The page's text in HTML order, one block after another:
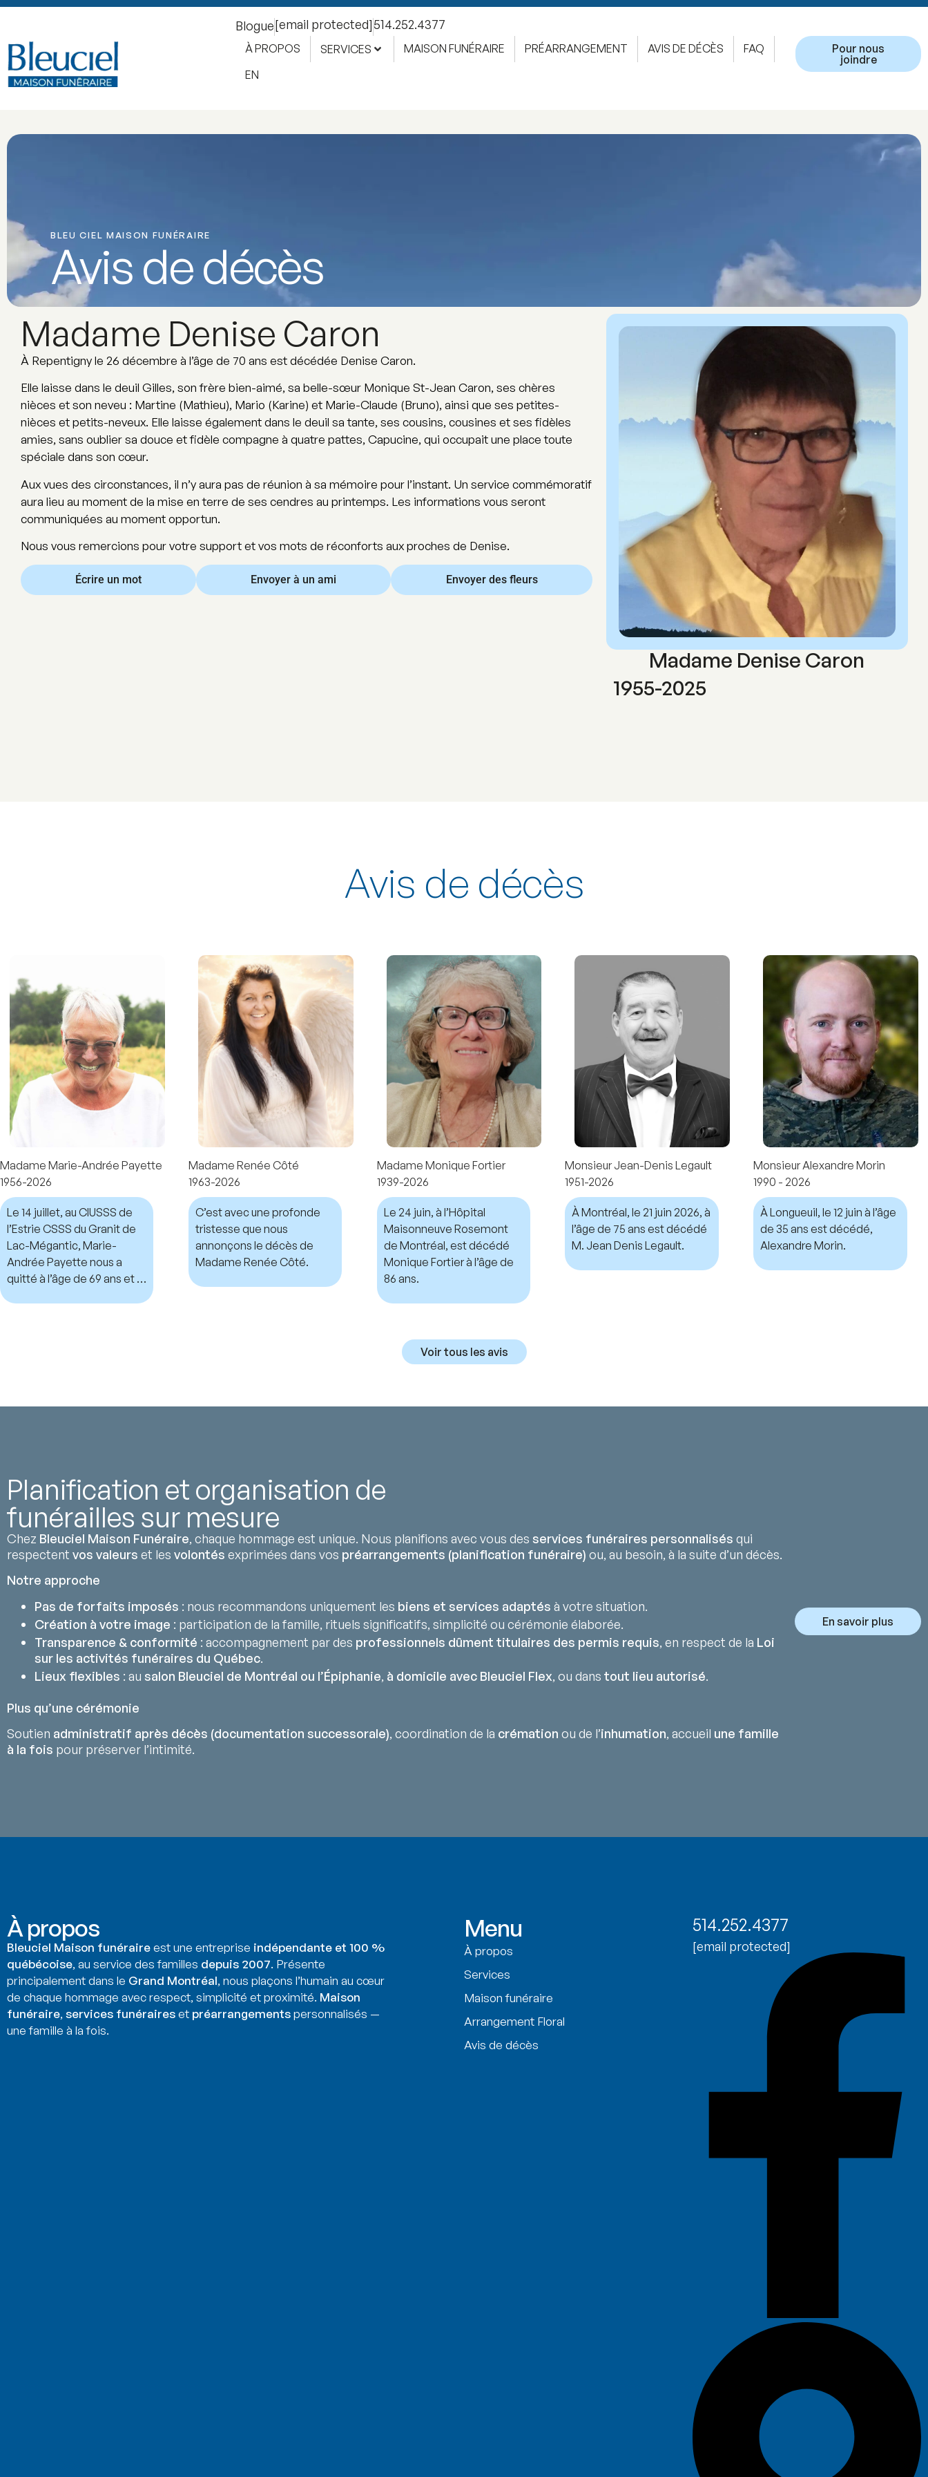
Blogue[email protected]514.252.4377
À PROPOS SERVICES MAISON FUNÉRAIRE PRÉARRANGEMENT AVIS DE DÉCÈS
FAQ
EN
Pour nous
joindre
BLEU CIEL MAISON FUNÉRAIRE
Avis de décès
Madame Denise Caron
À Repentigny le 26 décembre à l’âge de 70 ans est décédée Denise Caron.
Elle laisse dans le deuil Gilles, son frère bien-aimé, sa belle-sœur Monique St-Jean Caron, ses chères
nièces et son neveu : Martine (Mathieu), Mario (Karine) et Marie-Claude (Bruno), ainsi que ses petites-
nièces et petits-neveux. Elle laisse également dans le deuil sa tante, ses cousins, cousines et ses fidèles
amies, sans oublier sa douce et fidèle compagne à quatre pattes, Capucine, qui occupait une place toute
spéciale dans son cœur.
Aux vues des circonstances, il n’y aura pas de réunion à sa mémoire pour l’instant. Un service commémoratif
aura lieu au moment de la mise en terre de ses cendres au printemps. Les informations vous seront
communiquées au moment opportun.
Nous vous remercions pour votre support et vos mots de réconforts aux proches de Denise.
Écrire un mot Envoyer à un ami Envoyer des fleurs
Madame Denise Caron
1955-2025
Avis de décès
Madame Marie-Andrée Payette
1956-2026
Le 14 juillet, au CIUSSS de
l’Estrie CSSS du Granit de
Lac-Mégantic, Marie-
Andrée Payette nous a
quitté à l’âge de 69 ans et 7
Madame Renée Côté
1963-2026
C’est avec une profonde
tristesse que nous
annonçons le décès de
Madame Renée Côté.
Madame Monique Fortier
1939-2026
Le 24 juin, à l’Hôpital
Maisonneuve Rosemont
de Montréal, est décédé
Monique Fortier à l’âge de
86 ans.
Monsieur Jean-Denis Legault
1951-2026
À Montréal, le 21 juin 2026, à
l’âge de 75 ans est décédé
M. Jean Denis Legault.
Monsieur Alexandre Morin
1990 - 2026
À Longueuil, le 12 juin à l’âge
de 35 ans est décédé,
Alexandre Morin.
Voir tous les avis
Planification et organisation de
funérailles sur mesure
Chez Bleuciel Maison Funéraire, chaque hommage est unique. Nous planifions avec vous des services funéraires personnalisés qui
respectent vos valeurs et les volontés exprimées dans vos préarrangements (planification funéraire) ou, au besoin, à la suite d’un décès.
Notre approche
Pas de forfaits imposés : nous recommandons uniquement les biens et services adaptés à votre situation.
Création à votre image : participation de la famille, rituels significatifs, simplicité ou cérémonie élaborée.
Transparence & conformité : accompagnement par des professionnels dûment titulaires des permis requis, en respect de la Loi
sur les activités funéraires du Québec.
Lieux flexibles : au salon Bleuciel de Montréal ou l’Épiphanie, à domicile avec Bleuciel Flex, ou dans tout lieu autorisé.
Plus qu’une cérémonie
Soutien administratif après décès (documentation successorale), coordination de la crémation ou de l’inhumation, accueil une famille
à la fois pour préserver l’intimité.
En savoir plus
À propos
Bleuciel Maison funéraireest une entreprise indépendante et 100 %
québécoise, au service des familles depuis 2007. Présente
principalement dans le Grand Montréal, nous plaçons l’humain au cœur
de chaque hommage avec respect, simplicité et proximité. Maison
funéraire, services funéraireset préarrangementspersonnalisés —
une famille à la fois.
Menu
À propos
Services
Maison funéraire
Arrangement Floral
Avis de décès
514.252.4377
[email protected]